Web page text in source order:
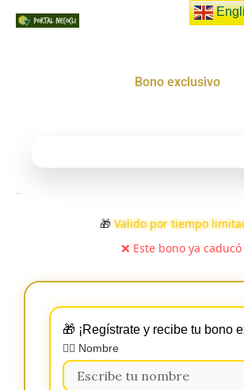
Portal
Encuentra lo mejor de Necocli
Inicio
Bono exclusivo
🎁 Valido por tiempo
❌ Este bono ya caducó
🎁 ¡Regístrate y recibe tu bono
🧍‍♂️ Nombre